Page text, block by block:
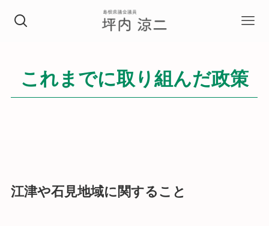
これまでに取り組んだ政策
江津や石見地域に関すること